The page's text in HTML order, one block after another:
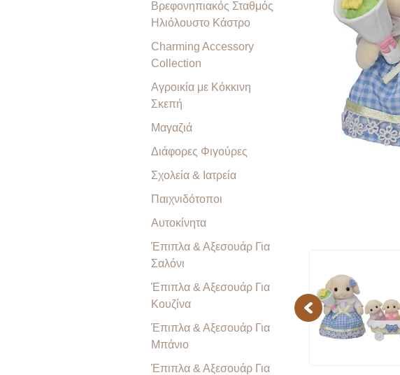
Βρεφονηπιακός Σταθμός
Ηλιόλουστο Κάστρο
Charming Accessory
Collection
Αγροικία με Κόκκινη
Σκεπή
Μαγαζιά
Διάφορες Φιγούρες
Σχολεία & Ιατρεία
Παιχνιδότοποι
Αυτοκίνητα
Έπιπλα & Αξεσουάρ Για
Σαλόνι
Έπιπλα & Αξεσουάρ Για
Κουζίνα
Έπιπλα & Αξεσουάρ Για
Μπάνιο
Έπιπλα & Αξεσουάρ Για
Previous